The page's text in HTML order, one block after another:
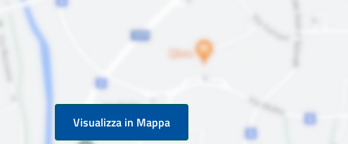
Visualizza in Mappa